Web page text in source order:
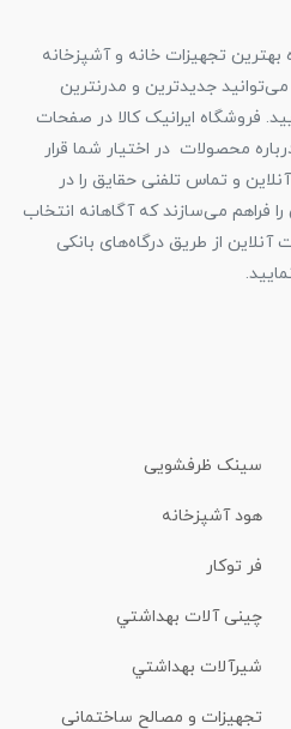
بهترین تجهیزات خانه و آشپزخانه
جدیدترین و مدرنترین
فروشگاه ایرانیک کالا در صفحات
محصولات در اختیار شما قرار
و تماس تلفنی حقایق را در
فراهم می‌سازند که آگاهانه انتخاب
از طریق درگاه‌های بانکی
سینک ظرفشویی
هود آشپزخانه
فر توکار
چینی آلات بهداشتي
شیرآلات بهداشتي
تجهیزات و مصالح ساختمانی